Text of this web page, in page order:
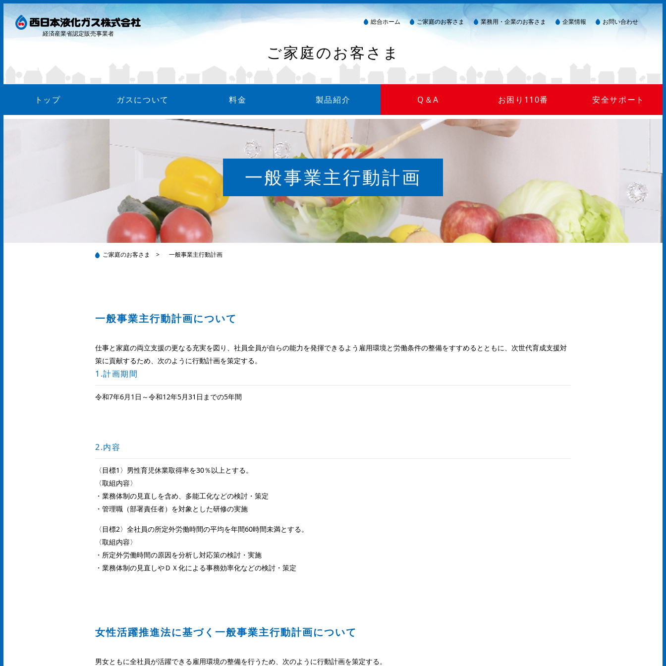
経済産業省認定販売事業者
総合ホーム ご家庭のお客さま 業務用・企業のお客さま 企業情報 お問い合わせ
ご家庭のお客さま
トップ ガスについて 料金
ガス料金について
お支払方法
WEB明細について
製品紹介
ガス衣類乾燥機（乾太くん）
ウォーターサーバー
Q＆A お困り110番
ガス臭い(警報器作動)
LPガスを安全にご使用いただくために
災害が起きたら
ガスが出ない
安全サポート
一般事業主行動計画
ご家庭のお客さま > 一般事業主行動計画
一般事業主行動計画について
仕事と家庭の両立支援の更なる充実を図り、社員全員が自らの能力を発揮できるよう雇用環境と労働条件の整備をすすめるとともに、次世代育成支援対
策に貢献するため、次のように行動計画を策定する。
1.計画期間
令和7年6月1日～令和12年5月31日までの5年間
2.内容
〈目標1〉男性育児休業取得率を30％以上とする。
〈取組内容〉
・業務体制の見直しを含め、多能工化などの検討・策定
・管理職（部署責任者）を対象とした研修の実施
〈目標2〉全社員の所定外労働時間の平均を年間60時間未満とする。
〈取組内容〉
・所定外労働時間の原因を分析し対応策の検討・実施
・業務体制の見直しやＤＸ化による事務効率化などの検討・策定
女性活躍推進法に基づく一般事業主行動計画について
男女ともに全社員が活躍できる雇用環境の整備を行うため、次のように行動計画を策定する。